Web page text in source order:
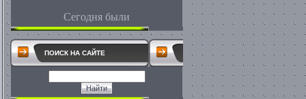
Сегодня были
ПОИСК НА САЙТЕ